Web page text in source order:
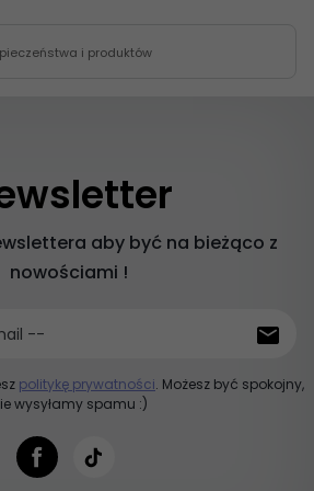
i produktów
aby być na bieżąco z
nowościami !
--
politykę prywatności. Możesz być spokojny,
wysyłamy spamu :)